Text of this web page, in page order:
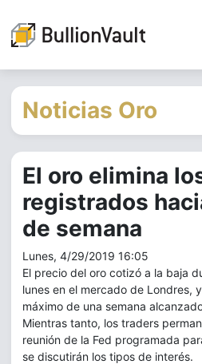
Noticias Oro
El oro elimina
registrados
de semana
Lunes, 4/29/2019 16:05
El precio del oro cotizó a la baja
lunes en el mercado de Londres,
máximo de una semana
Mientras tanto, los traders
reunión de la Fed programada
se discutirán los tipos de interés.